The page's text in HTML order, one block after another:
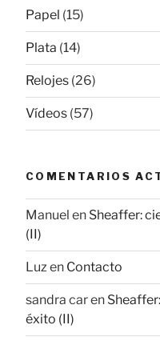
Papel (15)
Plata (14)
Relojes (26)
Vídeos (57)
COMENTARIOS
Manuel en Sheaffer:
(II)
Luzen Contacto
sandra caren
éxito (II)